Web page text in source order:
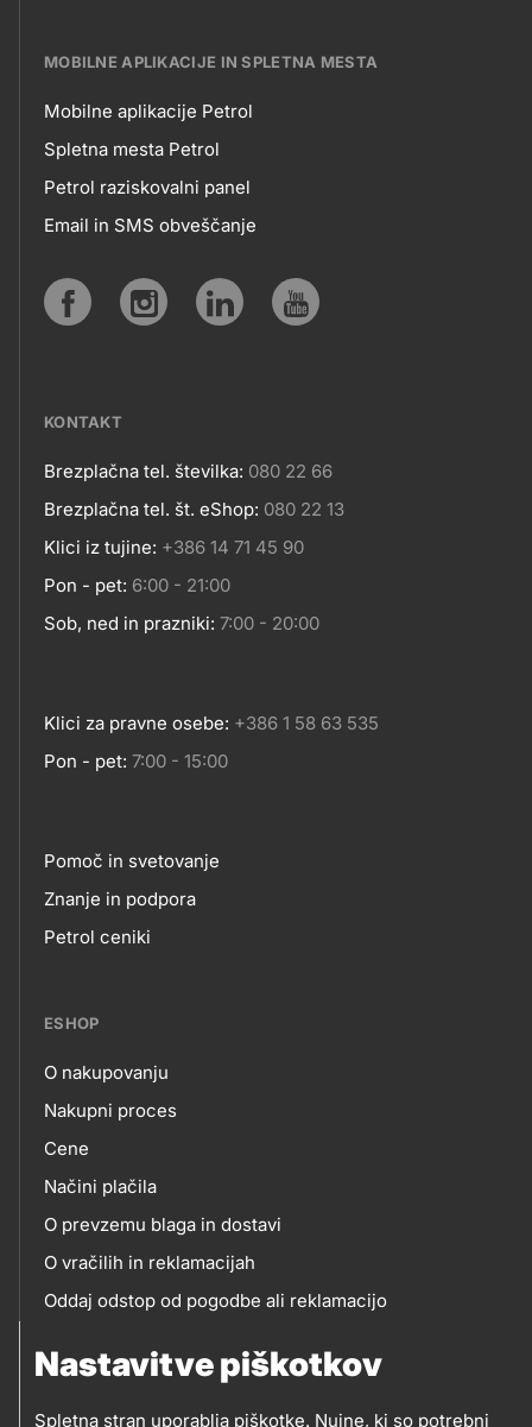
Nastavitve piškotkov
Spletna stran uporablja piškotke. Nujne, ki so potrebni
Trzin
Vodice
Vransko
MOBILNE APLIKACIJE IN SPLETNA MESTA
MOBILNE
APLIKACIJE
SPLETNA
Mobilne aplikacije Petrol
Spletna mesta Petrol
Petrol raziskovalni panel
Email in SMS obveščanje
KONTAKT
Kontakt
Brezplačna tel. številka: 080 22 66
Brezplačna tel. št. eShop: 080 22 13
Klici iz tujine: +386 14 71 45 90
Pon - pet: 6:00 - 21:00
Sob, ned in prazniki: 7:00 - 20:00
Klici za pravne osebe: +386 1 58 63 535
Pon - pet: 7:00 - 15:00
Footer
links
Pomoč in svetovanje
Znanje in podpora
Petrol ceniki
ESHOP
eshop
O nakupovanju
Nakupni proces
Cene
Načini plačila
O prevzemu blaga in dostavi
O vračilih in reklamacijah
Oddaj odstop od pogodbe ali reklamacijo
(OEEO)